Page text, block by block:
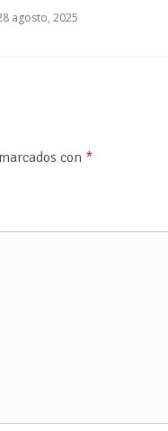
agosto, 2025
con *